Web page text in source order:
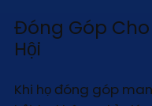
Đóng Góp
Hội
Khi họ đóng góp